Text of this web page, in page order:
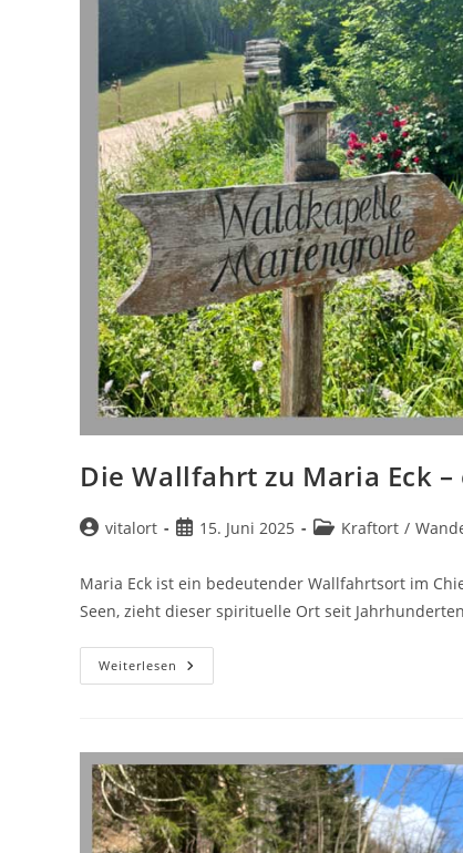
Die Wallfahrt zu Maria Eck
Beitrags-
vitalort
Beitrag15. Juni 2025
Beitrags-
Kraftort /
Maria Eck ist ein bedeutender Wallfahrtsort im
Seen, zieht dieser spirituelle Ort seit
Weiterlesen Die
Wallfahrt
Eine
Tiefe
Spirituelle
Erfahrung